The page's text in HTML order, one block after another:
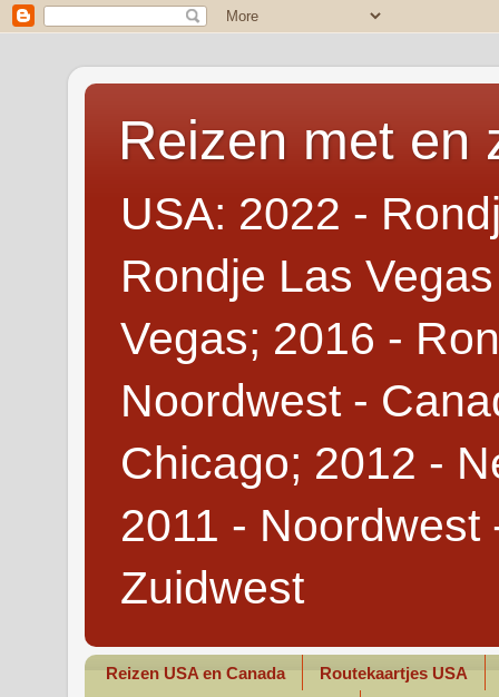
Reizen met en
USA: 2022 -
Rondje Las
Vegas; 2016 -
Noordwest -
Chicago; 2012 -
2011 - Noordwest
Zuidwest
Reizen USA en Canada
Routekaartjes USA